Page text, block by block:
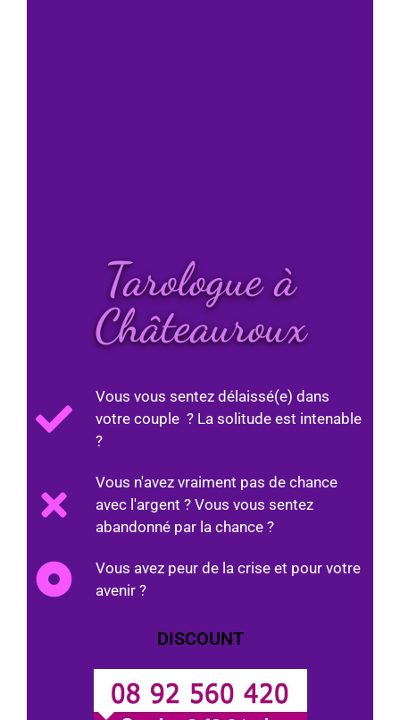
Tarologue à
Châteauroux
Vous vous sentez délaissé(e) dans
votre couple ? La solitude est intenable
?
Vous n'avez vraiment pas de chance
avec l'argent ? Vous vous sentez
abandonné par la chance ?
Vous avez peur de la crise et pour votre
avenir ?
DISCOUNT